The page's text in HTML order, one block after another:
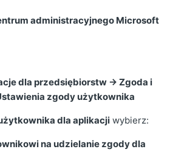
administracyjnego Microsoft
dla przedsiębiorstw → Zgoda i
zgody użytkownika
dla aplikacji wybierz:
na udzielanie zgody dla